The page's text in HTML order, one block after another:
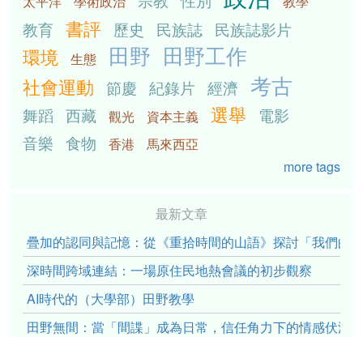
教育 書評 歷史 民族誌 民族誌影片
環境 生態 田野 田野工作
社會運動 節慶 紀錄片 經濟 考古
舞蹈 西藏 觀光 資本主義 選舉
電影
音樂 食物 香港
馬來西亞
more tags
最新文章
疊加的認同與記憶：從《重拾時間的山語》探討「我們的
深時間跨域連結：一場原住民地熱會議的初步觀察
AI時代的（大學部）田野教學
田野無間：當「間諜」成為日常，信任角力下的情感伏流